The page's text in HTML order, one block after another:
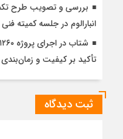
بررسی و تصویب طرح
انبارالوم در جلسه کمیته
تأکید بر کیفیت و
ثبت دیدگاه